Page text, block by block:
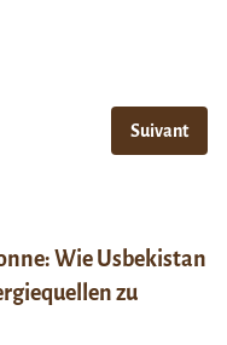
Suivant
Wie Usbekistan
zu